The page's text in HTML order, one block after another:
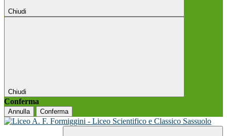
Chiudi
Chiudi
Conferma
Annulla Conferma